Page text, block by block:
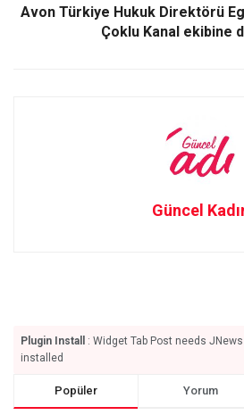
Avon Türkiye Hukuk Direktörü
Çoklu Kanal ekibine
Güncel
Plugin Install
: Widget Tab Post needs
installed
Popüler Yorum